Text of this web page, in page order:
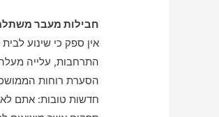
חבילות מעבר
אין ספק כי שינוע
התרחבות, עלייה
הסערת רוחות
חדשות טובות: אתם לא